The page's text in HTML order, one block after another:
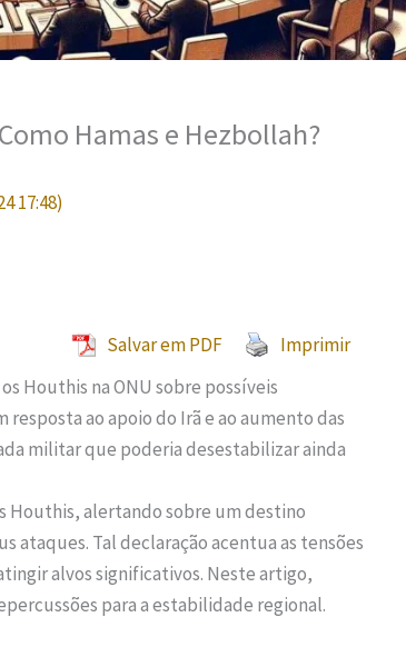
Hamas e Hezbollah?
17:48)
Salvar em PDF
Imprimir
Houthis na ONU sobre possíveis
ao apoio do Irã e ao aumento das
militar que poderia desestabilizar ainda
Houthis, alertando sobre um destino
ataques. Tal declaração acentua as tensões
alvos significativos. Neste artigo,
para a estabilidade regional.